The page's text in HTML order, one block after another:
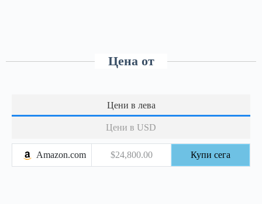
Цена от
Цени в лева
Цени в USD
Amazon.com $24,800.00 Купи сега